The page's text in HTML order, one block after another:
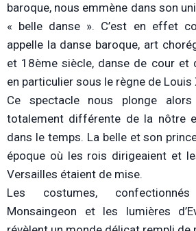
baroque, nous emmène dans son
« belle danse ». C’est en effet
appelle la danse baroque, art
et 18ème siècle, danse de cour et
en particulier sous le règne de Louis
Ce spectacle nous plonge
totalement différente de la nôtre
dans le temps. La belle et son
époque où les rois dirigeaient et
Versailles étaient de mise.
Les costumes,
Monsaingeon et les lumières